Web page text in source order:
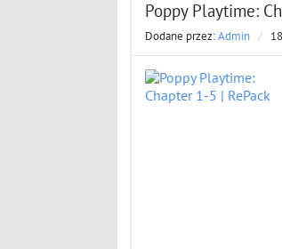
Poppy Playtime:
Dodane przez:Admin /